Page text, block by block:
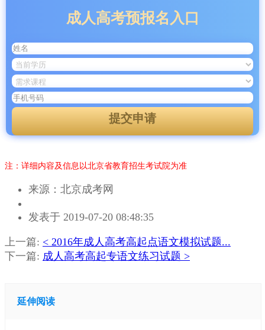
成人高考预报名入口
提交申请
注：详细内容及信息以北京省教育招生考试院为准
来源：北京成考网
者：
老
师
发表于 2019-07-20 08:48:35
上一篇: < 2016年成人高考高起点语文模拟试题...
下一篇: 成人高考高起专语文练习试题 >
延伸阅读